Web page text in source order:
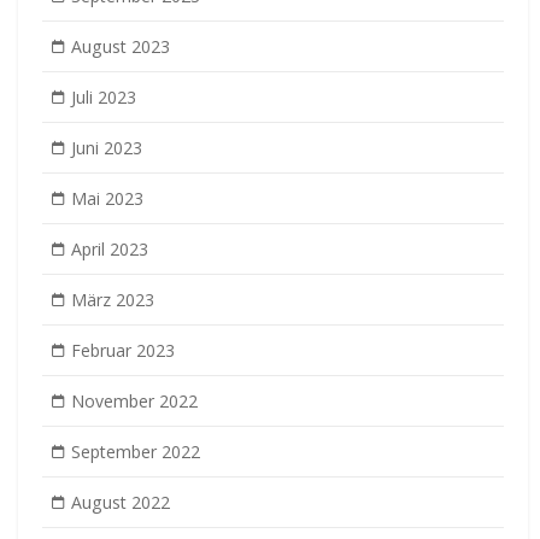
August 2023
Juli 2023
Juni 2023
Mai 2023
April 2023
März 2023
Februar 2023
November 2022
September 2022
August 2022